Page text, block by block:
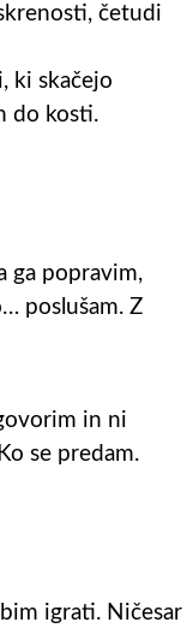
četudi
ki skačejo
do kosti.
ga popravim,
poslušam. Z
in ni
se predam.
igrati. Ničesar